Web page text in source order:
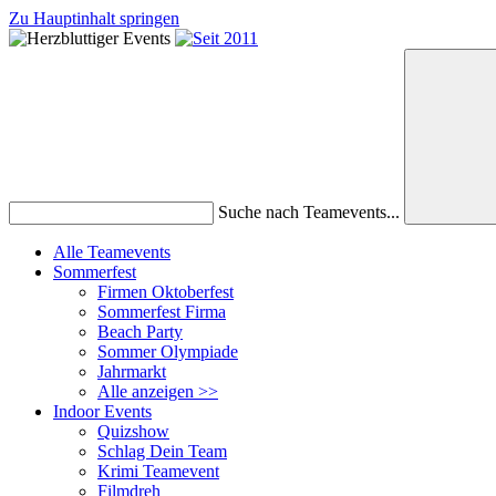
Zu Hauptinhalt springen
Suche nach Teamevents...
Alle Teamevents
Sommerfest
Firmen Oktoberfest
Sommerfest Firma
Beach Party
Sommer Olympiade
Jahrmarkt
Alle anzeigen >>
Indoor Events
Quizshow
Schlag Dein Team
Krimi Teamevent
Filmdreh